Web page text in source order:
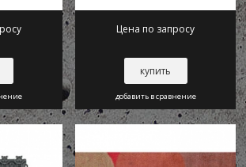
Цена по запросу
купить
добавить в сравнение